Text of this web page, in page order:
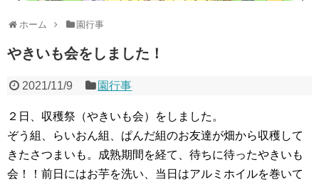
ホーム 園行事
やきいも会をしました！
2021/11/9 園行事
２日、収穫祭（やきいも会）をしました。
ぞう組、らいおん組、ぱんだ組のお友達が畑から収穫して
きたさつまいも。成熟期間を経て、待ちに待ったやきいも
会！！前日にはお芋を洗い、当日はアルミホイルを巻いて